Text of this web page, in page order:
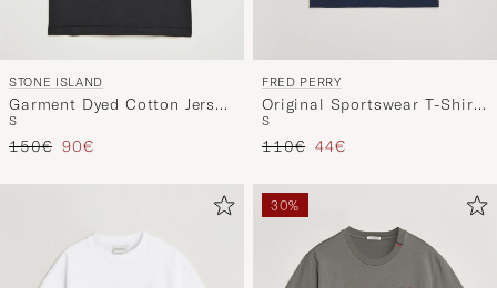
STONE ISLAND
Garment Dyed Cotton Jersey
T-Shirt Black
S
Reguliere prijs
150€ Verlaagd prijs
90€
FRED PERRY
Original Sportswear T-Shirt
Tennis Blue
S
Reguliere prijs
110€ Verlaagd prijs
44€
30%